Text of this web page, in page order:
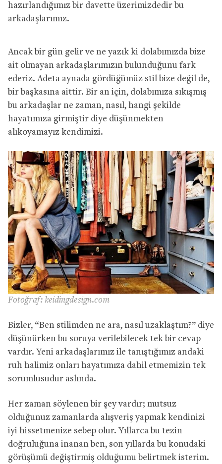
hazırlandığımız bir davette üzerimizdedir bu
arkadaşlarımız.
Ancak bir gün gelir ve ne yazık ki dolabımızda bize
ait olmayan arkadaşlarımızın bulunduğunu fark
ederiz. Adeta aynada gördüğümüz stil bize değil de,
bir başkasına aittir. Bir an için, dolabımıza sıkışmış
bu arkadaşlar ne zaman, nasıl, hangi şekilde
hayatımıza girmiştir diye düşünmekten
alıkoyamayız kendimizi.
Fotoğraf: keidingdesign.com
Bizler, “Ben stilimden ne ara, nasıl uzaklaştım?” diye
düşünürken bu soruya verilebilecek tek bir cevap
vardır. Yeni arkadaşlarımız ile tanıştığımız andaki
ruh halimiz onları hayatımıza dahil etmemizin tek
sorumlusudur aslında.
Her zaman söylenen bir şey vardır; mutsuz
olduğunuz zamanlarda alışveriş yapmak kendinizi
iyi hissetmenize sebep olur. Yıllarca bu tezin
doğruluğuna inanan ben, son yıllarda bu konudaki
görüşümü değiştirmiş olduğumu belirtmek isterim.